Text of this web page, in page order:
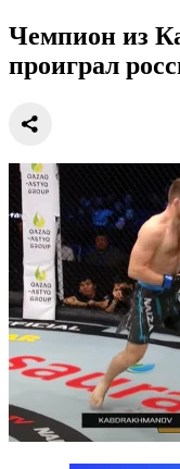
Чемпион из
проиграл